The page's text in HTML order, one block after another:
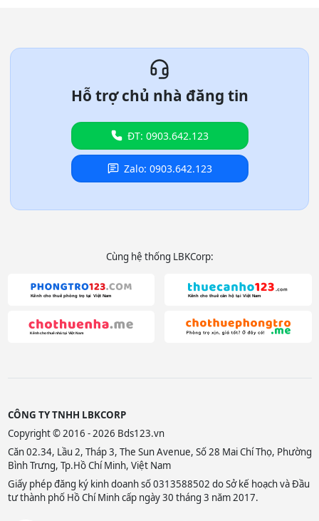
Hỗ trợ chủ nhà đăng tin
ĐT: 0903.642.123
Zalo: 0903.642.123
Cùng hệ thống LBKCorp:
CÔNG TY TNHH LBKCORP
Copyright © 2016 - 2026 Bds123.vn
Căn 02.34, Lầu 2, Tháp 3, The Sun Avenue, Số 28 Mai Chí Thọ, Phường
Bình Trưng, Tp.Hồ Chí Minh, Việt Nam
Giấy phép đăng ký kinh doanh số 0313588502 do Sở kế hoạch và Đầu
tư thành phố Hồ Chí Minh cấp ngày 30 tháng 3 năm 2017.